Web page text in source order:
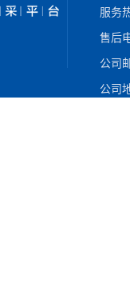
服务
售后
公司
公司